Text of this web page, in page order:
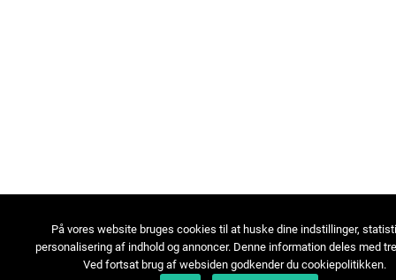
På vores website bruges cookies til at huske dine indstillinger,
personalisering af indhold og annoncer. Denne information deles med
Ved fortsat brug af websiden godkender du cookiepolitikken.